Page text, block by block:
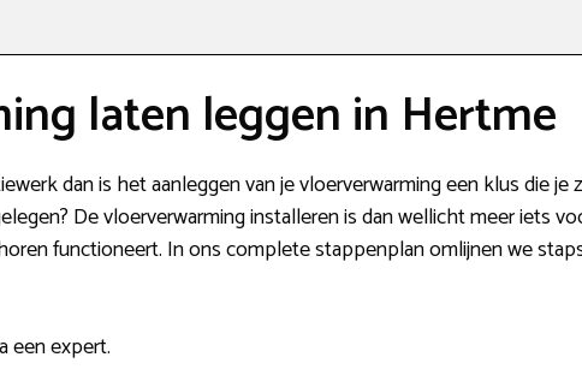
laten leggen in Hertme
dan is het aanleggen van je vloerverwarming een klus die
De vloerverwarming installeren is dan wellicht meer iets
functioneert. In ons complete stappenplan omlijnen we
een expert.